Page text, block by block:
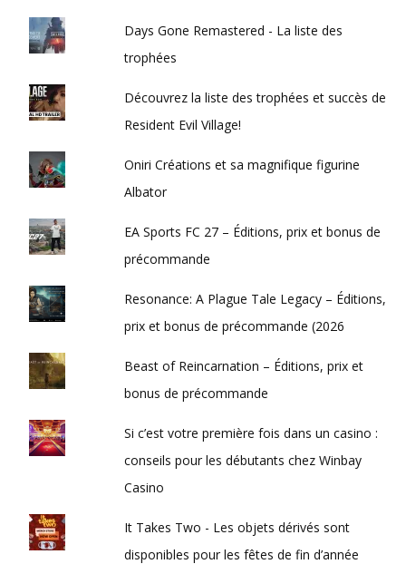
Days Gone Remastered - La liste des
trophées
Découvrez la liste des trophées et succès de
Resident Evil Village!
Oniri Créations et sa magnifique figurine
Albator
EA Sports FC 27 – Éditions, prix et bonus de
précommande
Resonance: A Plague Tale Legacy – Éditions,
prix et bonus de précommande (2026
Beast of Reincarnation – Éditions, prix et
bonus de précommande
Si c’est votre première fois dans un casino :
conseils pour les débutants chez Winbay
Casino
It Takes Two - Les objets dérivés sont
disponibles pour les fêtes de fin d’année